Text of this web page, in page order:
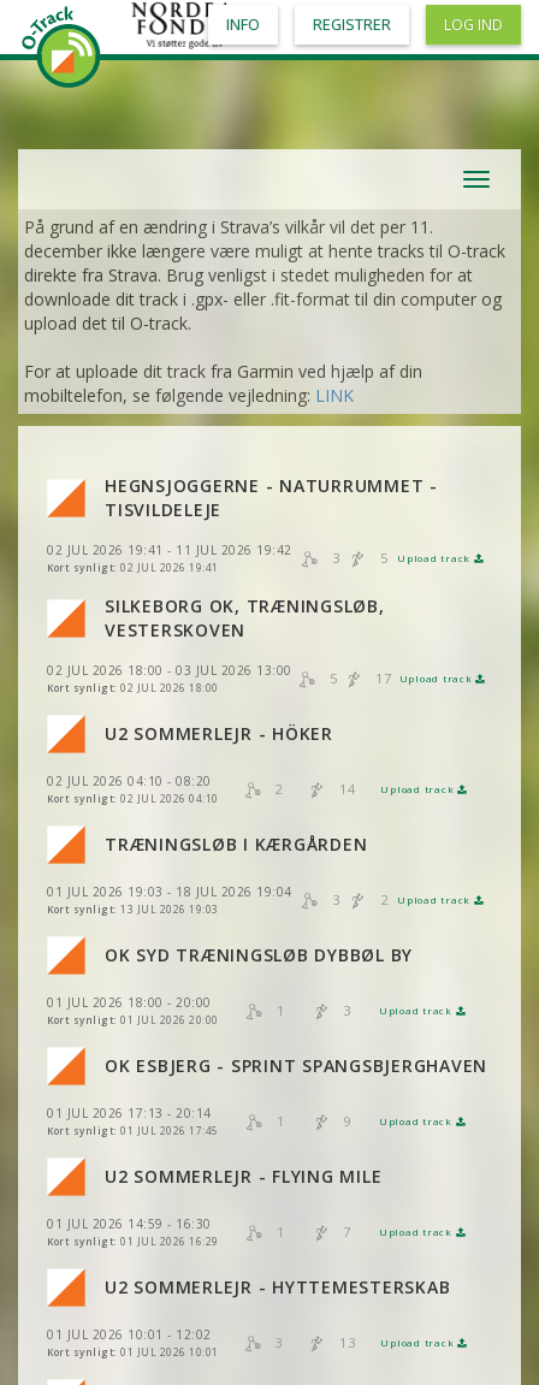
Toggle
På grund af en ændring i Strava’s vilkår vil det per 11.
december ikke længere være muligt at hente tracks til O-track
direkte fra Strava. Brug venligst i stedet muligheden for at
downloade dit track i .gpx- eller .fit-format til din computer og
upload det til O-track.
For at uploade dit track fra Garmin ved hjælp af din
mobiltelefon, se følgende vejledning: LINK
HEGNSJOGGERNE - NATURRUMMET -
TISVILDELEJE
02 JUL 2026 19:41 - 11 JUL 2026 19:42
Kort synligt: 02 JUL 2026 19:41
3 5 Upload track
VIS 2DRERUN
VIS 2DRERUN
SILKEBORG OK, TRÆNINGSLØB,
VESTERSKOVEN
02 JUL 2026 18:00 - 03 JUL 2026 13:00
Kort synligt: 02 JUL 2026 18:00
5 17 Upload track
VIS 2DRERUN
VIS 2DRERUN
VIS 2DRERUN
VIS 2DRERUN
U2 SOMMERLEJR - HÖKER
02 JUL 2026 04:10 - 08:20
Kort synligt: 02 JUL 2026 04:10
2 14 Upload track
VIS 2DRERUN
VIS 2DRERUN
TRÆNINGSLØB I KÆRGÅRDEN
01 JUL 2026 19:03 - 18 JUL 2026 19:04
Kort synligt: 13 JUL 2026 19:03
3 2 Upload track
VIS 2DRERUN
VIS 2DRERUN
VIS 2DRERUN
OK SYD TRÆNINGSLØB DYBBØL BY
01 JUL 2026 18:00 - 20:00
Kort synligt: 01 JUL 2026 20:00
1 3 Upload track
VIS 2DRERUN
OK ESBJERG - SPRINT SPANGSBJERGHAVEN
01 JUL 2026 17:13 - 20:14
Kort synligt: 01 JUL 2026 17:45
1 9 Upload track
VIS 2DRERUN
U2 SOMMERLEJR - FLYING MILE
01 JUL 2026 14:59 - 16:30
Kort synligt: 01 JUL 2026 16:29
1 7 Upload track
VIS 2DRERUN
U2 SOMMERLEJR - HYTTEMESTERSKAB
01 JUL 2026 10:01 - 12:02
Kort synligt: 01 JUL 2026 10:01
3 13 Upload track
VIS 2DRERUN
VIS 2DRERUN
VIS 2DRERUN
VIS
VIS 2DRERUN
INFO REGISTRER LOG IND